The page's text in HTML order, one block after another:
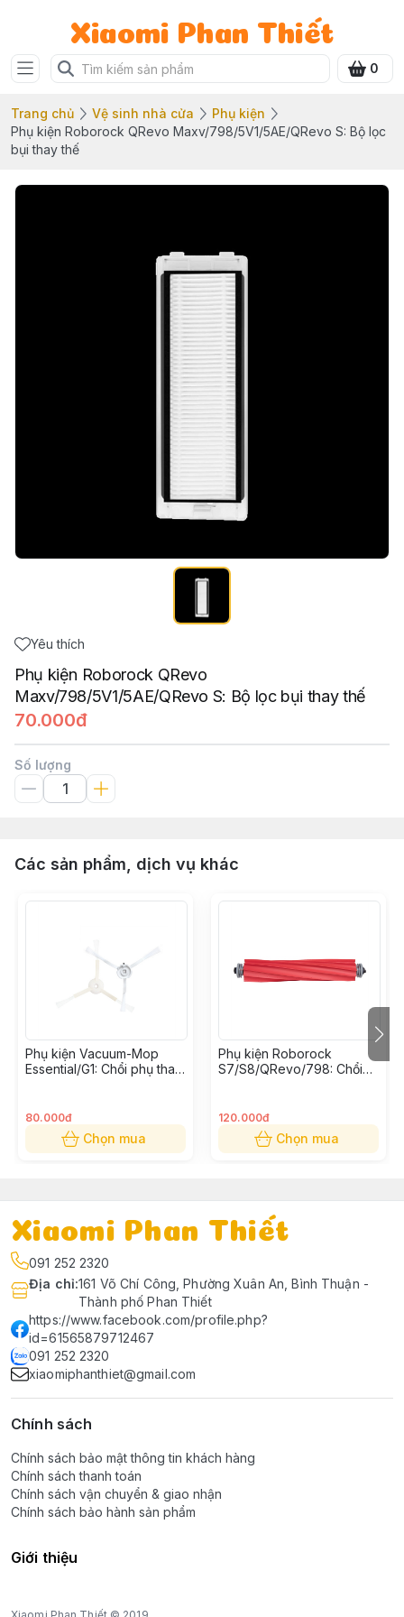
Xiaomi Phan Thiết
0
Trang chủ Vệ sinh nhà cửa
Phụ kiện
Phụ kiện Roborock QRevo Maxv/798/5V1/5AE/QRevo S: Bộ lọc
bụi thay thế
Yêu thích
Phụ kiện Roborock QRevo
Maxv/798/5V1/5AE/QRevo S: Bộ lọc bụi thay thế
70.000đ
Số lượng
Các sản phẩm, dịch vụ khác
Phụ kiện Vacuum-Mop
Essential/G1: Chổi phụ thay
80.000đ
Chọn mua
Phụ kiện Roborock
S7/S8/QRevo/798: Chổi
120.000đ
Chọn mua
Xiaomi Phan Thiết
091 252 2320
Địa chỉ:161 Võ Chí Công, Phường Xuân An, Bình Thuận -
Thành phố Phan Thiết
https://www.facebook.com/profile.php?
id=61565879712467
091 252 2320
xiaomiphanthiet@gmail.com
Chính sách
Chính sách bảo mật thông tin khách hàng
Chính sách thanh toán
Chính sách vận chuyển & giao nhận
Chính sách bảo hành sản phẩm
Giới thiệu